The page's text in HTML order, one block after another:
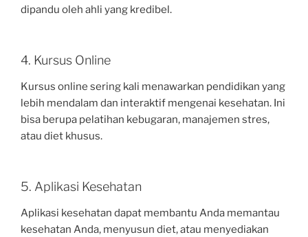
dipandu oleh ahli yang kredibel.
4. Kursus Online
Kursus online sering kali menawarkan pendidikan yang
lebih mendalam dan interaktif mengenai kesehatan. Ini
bisa berupa pelatihan kebugaran, manajemen stres,
atau diet khusus.
5. Aplikasi Kesehatan
Aplikasi kesehatan dapat membantu Anda memantau
kesehatan Anda, menyusun diet, atau menyediakan